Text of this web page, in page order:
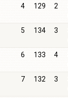
4 129 2
5 134 3
6 133 4
7 132 3